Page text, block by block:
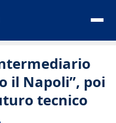
il Napoli”, poi
tecnico